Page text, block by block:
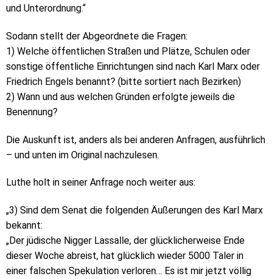
und Unterordnung.“
Sodann stellt der Abgeordnete die Fragen:
1) Welche öffentlichen Straßen und Plätze, Schulen oder
sonstige öffentliche Einrichtungen sind nach Karl Marx oder
Friedrich Engels benannt? (bitte sortiert nach Bezirken)
2) Wann und aus welchen Gründen erfolgte jeweils die
Benennung?
Die Auskunft ist, anders als bei anderen Anfragen, ausführlich
– und unten im Original nachzulesen.
Luthe holt in seiner Anfrage noch weiter aus:
„3) Sind dem Senat die folgenden Äußerungen des Karl Marx
bekannt:
„Der jüdische Nigger Lassalle, der glücklicherweise Ende
dieser Woche abreist, hat glücklich wieder 5000 Taler in
einer falschen Spekulation verloren… Es ist mir jetzt völlig